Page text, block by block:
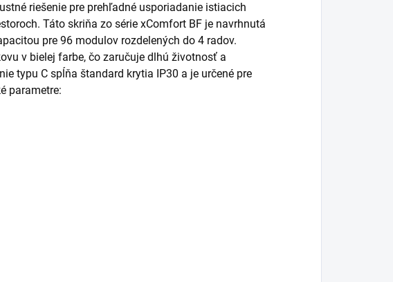
riešenie pre prehľadné usporiadanie istiacich
Táto skriňa zo série xComfort BF je navrhnutá
pre 96 modulov rozdelených do 4 radov.
v bielej farbe, čo zaručuje dlhú životnosť a
typu C spĺňa štandard krytia IP30 a je určené pre
parametre: